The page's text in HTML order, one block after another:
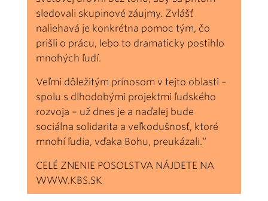
sledovali skupinové záujmy. Zvlášť
naliehavá je konkrétna pomoc tým, čo
prišli o prácu, lebo to dramaticky postihlo
mnohých ľudí.
Veľmi dôležitým prínosom v tejto oblasti –
spolu s dlhodobými projektmi ľudského
rozvoja – už dnes je a naďalej bude
sociálna solidarita a veľkodušnosť, ktoré
mnohí ľudia, vďaka Bohu, preukázali.“
CELÉ ZNENIE POSOLSTVA NÁJDETE NA
WWW.KBS.SK